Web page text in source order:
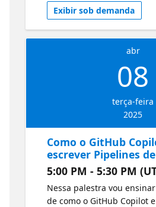
Exibir sob demanda
abr
08
terça-feira
2025
Como o GitHub
escrever Pipelines de
5:00 PM - 5:30 PM
Nessa palestra vou
de como o GitHub Copilot